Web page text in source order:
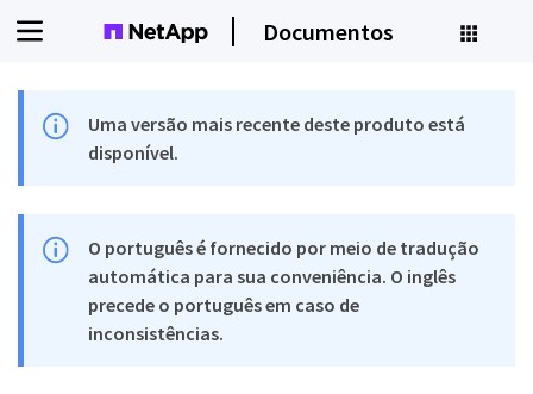
Documentos
Uma versão mais recente deste produto está
disponível.
O português é fornecido por meio de tradução
automática para sua conveniência. O inglês
precede o português em caso de
inconsistências.